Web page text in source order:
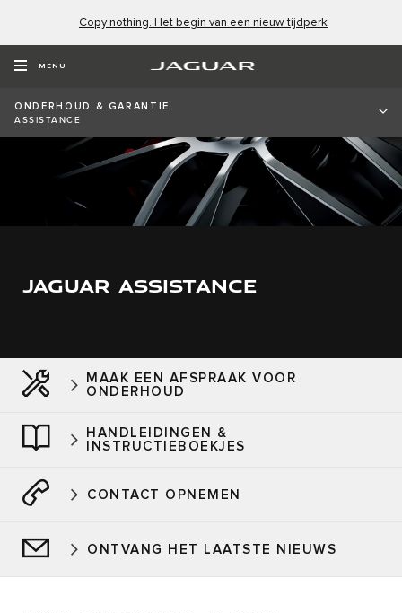
Copy nothing. Het begin van een nieuw tijdperk
MENU
ONDERHOUD & GARANTIE
ASSISTANCE
JAGUAR ASSISTANCE
MAAK EEN AFSPRAAK VOOR
ONDERHOUD
HANDLEIDINGEN &
INSTRUCTIEBOEKJES
CONTACT OPNEMEN
ONTVANG HET LAATSTE NIEUWS